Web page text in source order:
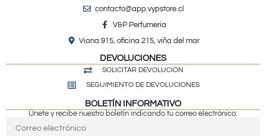
contacto@app.vypstore.cl
V&P Perfumeria
Viana 915, oficina 215, viña del mar
DEVOLUCIONES
SOLICITAR DEVOLUCIÓN
SEGUIMIENTO DE DEVOLUCIONES
BOLETÍN INFORMATIVO
Únete y recibe nuestro boletín indicando tu correo electrónico: